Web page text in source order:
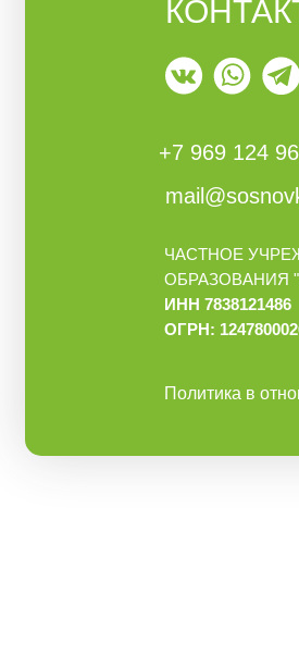
+7 969 124
ЧАСТНОЕ
ОБРАЗОВАНИЯ
ИНН 7838121486
ОГРН:
Политика в